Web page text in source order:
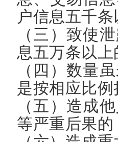
户信息五千
（三）致使
息五万条以上
（四）数量
是按相应比
（五）造成
等严重后果的